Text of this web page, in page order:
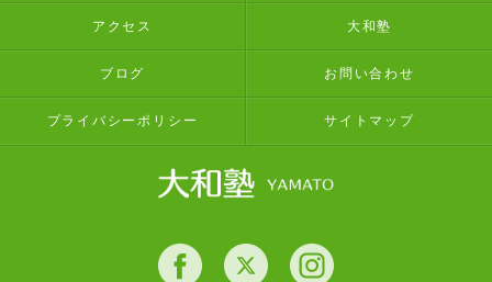
アクセス 大和塾
ブログ お問い合わせ
プライバシーポリシー サイトマップ